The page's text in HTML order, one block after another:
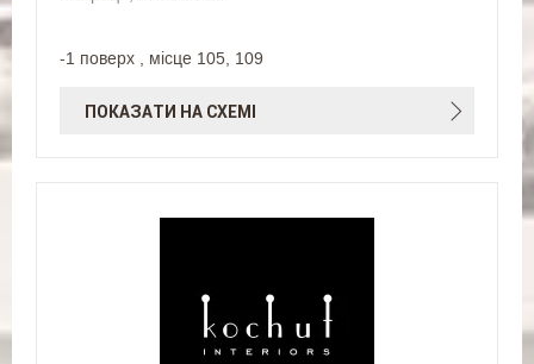
-1 поверх , місце 105, 109
ПОКАЗАТИ НА СХЕМІ